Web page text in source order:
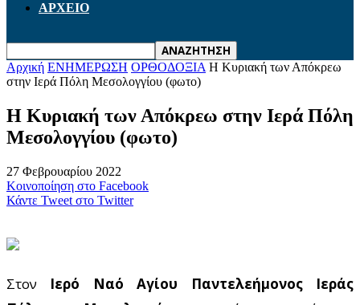
ΑΡΧΕΙΟ
Αρχική ΕΝΗΜΕΡΩΣΗ ΟΡΘΟΔΟΞΙΑ Η Κυριακή των Απόκρεω
στην Ιερά Πόλη Μεσολογγίου (φωτο)
Η Κυριακή των Απόκρεω στην Ιερά Πόλη
Μεσολογγίου (φωτο)
27 Φεβρουαρίου 2022
Κοινοποίηση στο Facebook
Κάντε Tweet στο Twitter
Στον Ιερό Ναό Αγίου Παντελεήμονος Ιεράς